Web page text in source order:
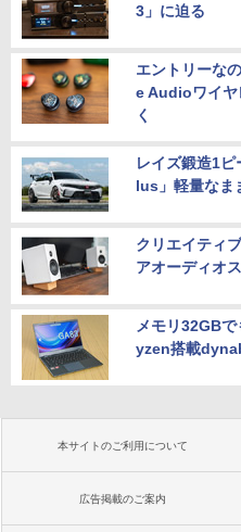
3」に迫る
エントリーな
e Audioワイヤ
く
レイズ鍛造1
lus」軽量なま
クリエイティ
アオーディオ
メモリ32GB
yzen搭載
本サイトのご利用について
広告掲載のご案内